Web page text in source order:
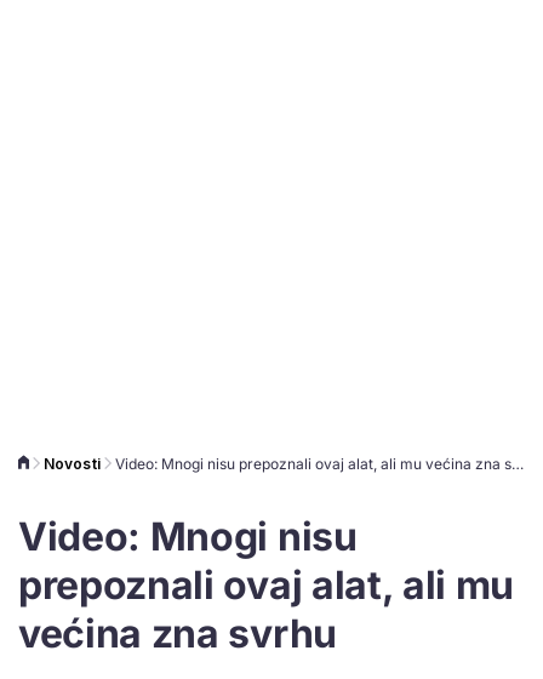
Novosti Video: Mnogi nisu prepoznali ovaj alat, ali mu većina zna svrhu
Video: Mnogi nisu
prepoznali ovaj alat, ali mu
većina zna svrhu